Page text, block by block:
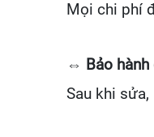
Mọi chi phí
⇔ Bảo hành
Sau khi